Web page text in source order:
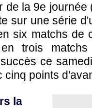
de la 9e journée
sur une série
six matchs de
trois matchs
ce
points
la